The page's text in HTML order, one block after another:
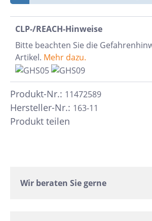
CLP-/REACH-Hinweise
Bitte beachten Sie die
Artikel. Mehr dazu.
Hersteller-Nr.: 163-11
Produkt-Nr.: 11472589
Produkt teilen
Wir beraten Sie gerne